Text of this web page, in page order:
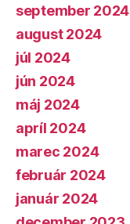
september 2024
august 2024
júl 2024
jún 2024
máj 2024
apríl 2024
marec 2024
február 2024
január 2024